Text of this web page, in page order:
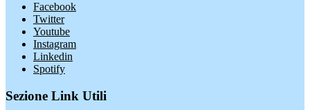
Facebook
Twitter
Youtube
Instagram
Linkedin
Spotify
Sezione Link Utili